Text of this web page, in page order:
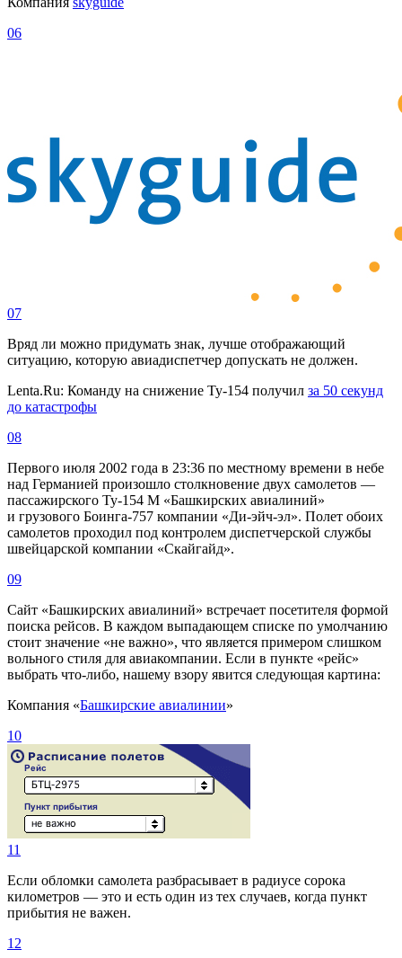
06
07
Вряд ли можно придумать знак, лучше отображающий
ситуацию, которую авиадиспетчер допускать не должен.
Lenta.Ru: Команду на снижение Ту-154 получил за 50 секунд
до катастрофы
08
Первого июля 2002 года в 23:36 по местному времени в небе
над Германией произошло столкновение двух самолетов —
пассажирского Ту-154 М «Башкирских авиалиний»
и грузового Боинга-757 компании «Ди-эйч-эл». Полет обоих
самолетов проходил под контролем диспетчерской службы
швейцарской компании «Скайгайд».
09
Сайт «Башкирских авиалиний» встречает посетителя формой
поиска рейсов. В каждом выпадающем списке по умолчанию
стоит значение «не важно», что является примером слишком
вольного стиля для авиакомпании. Если в пункте «рейс»
выбрать что-либо, нашему взору явится следующая картина:
Компания «Башкирские авиалинии»
10
11
Если обломки самолета разбрасывает в радиусе сорока
километров — это и есть один из тех случаев, когда пункт
прибытия не важен.
12